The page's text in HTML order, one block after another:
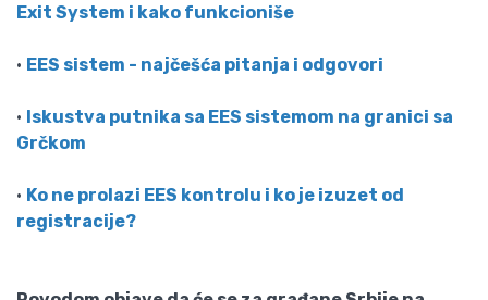
Exit System i kako funkcioniše
• EES sistem - najčešća pitanja i odgovori
• Iskustva putnika sa EES sistemom na granici sa
Grčkom
• Ko ne prolazi EES kontrolu i ko je izuzet od
registracije?